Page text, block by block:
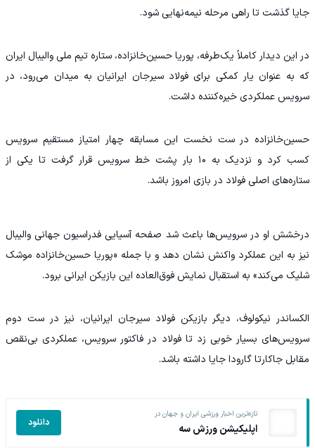
جایا گذشت تا راهی مرحله نیمه‌نهایی شود.
در این دیدار کاملاً یک‌طرفه، پوریا حسین‌خانزاده، ستاره تیم ملی والیبال ایران
که به عنوان یار کمکی برای فولاد سیرجان ایرانیان به میدان می‌رود، در
سرویس عملکردی خیره‌کننده داشت.
حسین‌خانزاده در ست نخست این مسابقه چهار امتیاز مستقیم سرویس
کسب کرد و نزدیک به ۱۰ بار پشت خط سرویس قرار گرفت تا یکی از
ستاره‌های اصلی فولاد در بازی امروز باشد.
درخشش او در سرویس‌ها باعث شد صفحه آسیایی فدراسیون جهانی والیبال
نیز به این عملکرد واکنش نشان دهد و با جمله «پوریا حسین‌خانزاده موشک
شلیک می‌کند» به استقبال نمایش فوق‌العاده این بازیکن ایرانی برود.
الکساندر نیکولوف، دیگر بازیکن فولاد سیرجان ایرانیان، نیز در ست دوم
سرویس‌های بسیار خوبی زد تا فولاد در فاکتور سرویس، عملکردی بی‌نقص
مقابل جاکارتا گارودا جایا داشته باشد.
تازه‌ترین اخبار ورزشی ایران و جهان در
اپلیکیشن ورزش سه دانلود